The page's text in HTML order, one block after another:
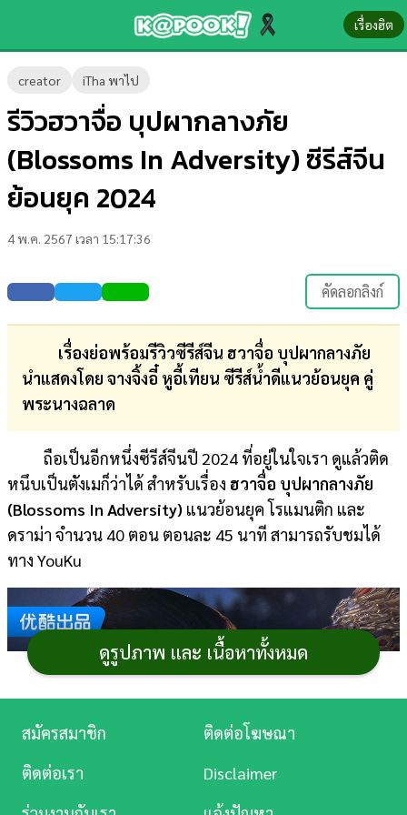
เรื่องฮิต
creator iTha พาไป
รีวิวฮวาจื่อ บุปผากลางภัย
(Blossoms In Adversity) ซีรีส์จีน
ย้อนยุค 2024
4 พ.ค. 2567 เวลา 15:17:36
คัดลอกลิงก์
เรื่องย่อพร้อมรีวิวซีรีส์จีน ฮวาจื่อ บุปผากลางภัย
นำแสดงโดย จางจิ้งอี๋ หูอี้เทียน ซีรีส์น้ำดีแนวย้อนยุค คู่
พระนางฉลาด
ถือเป็นอีกหนึ่งซีรีส์จีนปี 2024 ที่อยู่ในใจเรา ดูแล้วติด
หนึบเป็นตังเมก็ว่าได้ สำหรับเรื่อง ฮวาจื่อ บุปผากลางภัย
(Blossoms In Adversity) แนวย้อนยุค โรแมนติก และ
ดราม่า จำนวน 40 ตอน ตอนละ 45 นาที สามารถรับชมได้
ทาง YouKu
ดูรูปภาพ และ เนื้อหาทั้งหมด
ข่าว-
ความ
รู้
บันเทิง
ตรวจ
หวย
บอล
สด
เงิน
การ
ศึกษา
บันเทิง
ดู
หนัง
สมัครสมาชิก
ติดต่อโฆษณา
ติดต่อเรา
Disclaimer